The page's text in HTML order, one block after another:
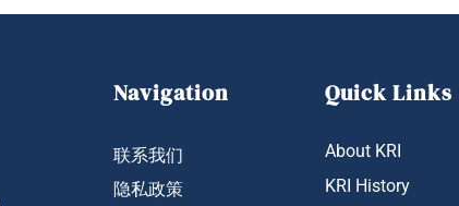
产
Navigation
联系我们
隐私政策
Quick Links
About KRI
KRI History